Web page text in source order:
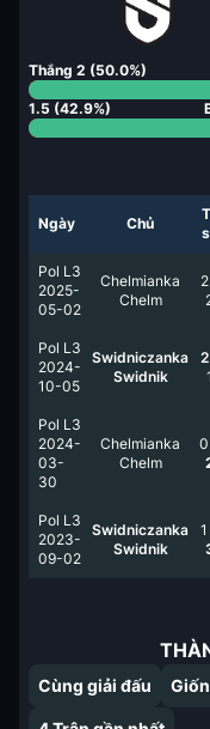
Thắng 2 (50.0%)
1.5 (42.9%)
Ngày Chủ
Pol L3
2025-
05-02
Chelmianka
Chelm
2
Pol L3
2024-
10-05
Swidniczanka
Swidnik
2
1
Pol L3
2024-
03-
30
Chelmianka
Chelm
0
Pol L3
2023-
09-02
Swidniczanka
Swidnik
1
Cùng giải đấu